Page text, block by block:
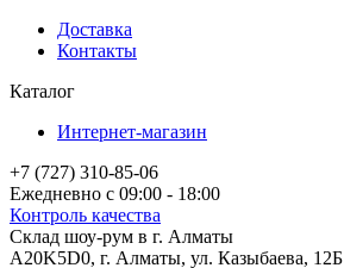
Доставка
Контакты
Каталог
Интернет-магазин
+7 (727) 310-85-06
Ежедневно с 09:00 - 18:00
Контроль качества
Склад шоу-рум в г. Алматы
A20K5D0, г. Алматы, ул. Казыбаева, 12Б